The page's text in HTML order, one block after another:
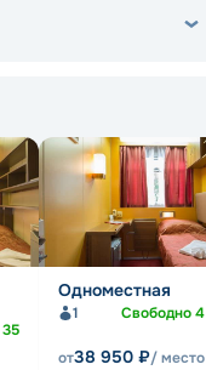
35
Одноместная
1 Свободно4
от38 950 ₽/ место